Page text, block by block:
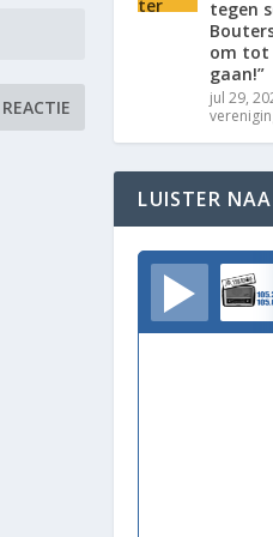
tegen
om tot
gaan!”
jul 29,
LUISTER